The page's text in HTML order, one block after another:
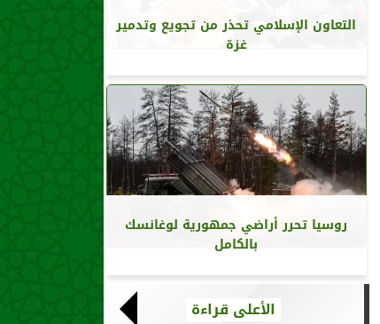
التعاون الإسلامي تحذر من تجويع وتدمير
غزة
روسيا تحرر أراضي جمهورية لوغانسك
بالكامل
الأعلى قراءة